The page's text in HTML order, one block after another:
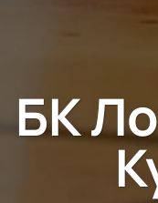
БК